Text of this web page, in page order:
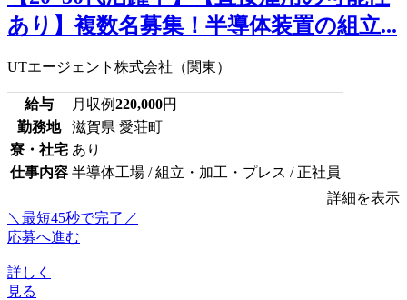
あり】複数名募集！半導体装置の組立...
UTエージェント株式会社（関東）
給与 月収例220,000円
勤務地
滋賀県 愛荘町
寮・社宅 あり
仕事内容 半導体工場 / 組立・加工・プレス / 正社員
詳細を表示
＼最短45秒で完了／
応募へ進む
詳しく
見る